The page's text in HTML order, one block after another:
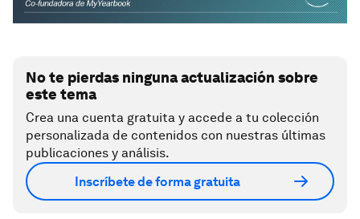
No te pierdas ninguna actualización sobre
este tema
Crea una cuenta gratuita y accede a tu colección
personalizada de contenidos con nuestras últimas
publicaciones y análisis.
Inscríbete de forma gratuita